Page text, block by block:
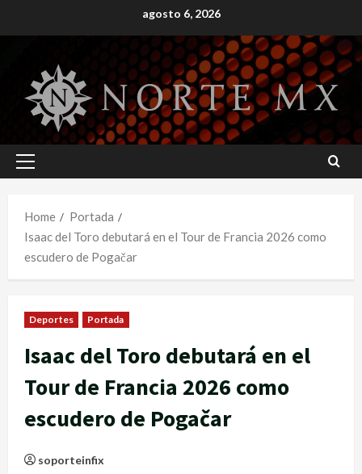
to
agosto 6, 2026
Primary
Home
Portada
Isaac del Toro debutará en el Tour de Francia 2026 como
escudero de Pogačar
Deportes Portada
Isaac del Toro debutará en el
Tour de Francia 2026 como
escudero de Pogačar
soporteinfix